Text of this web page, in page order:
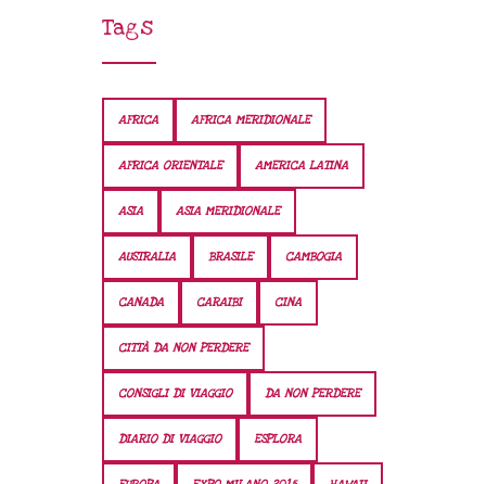
Tags
AFRICA AFRICA MERIDIONALE
AFRICA ORIENTALE AMERICA LATINA
ASIA ASIA MERIDIONALE
AUSTRALIA BRASILE CAMBOGIA
CANADA CARAIBI CINA
CITTÀ DA NON PERDERE
CONSIGLI DI VIAGGIO DA NON PERDERE
DIARIO DI VIAGGIO ESPLORA